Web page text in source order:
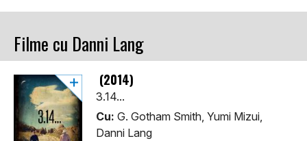
Filme cu Danni Lang
(2014)
3.14...
Cu: G. Gotham Smith, Yumi Mizui,
Danni Lang